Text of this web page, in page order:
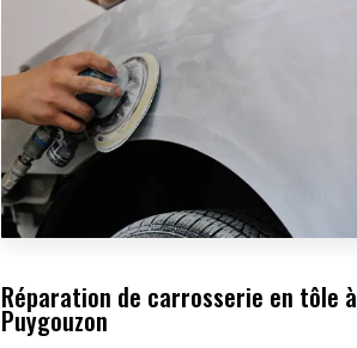
Réparation de carrosserie en tôle à
Puygouzon